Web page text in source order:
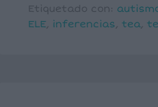
Etiquetado con:
ELE, inferencias, tea,